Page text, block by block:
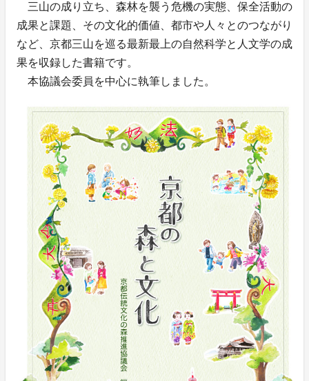
三山の成り立ち、森林を襲う危機の実態、保全活動の
成果と課題、その文化的価値、都市や人々とのつながり
など、京都三山を巡る最新最上の自然科学と人文学の成
果を収録した書籍です。
本協議会委員を中心に執筆しました。